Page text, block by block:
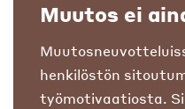
Muutos ei
henkilöstön
työmotivaatiosta.